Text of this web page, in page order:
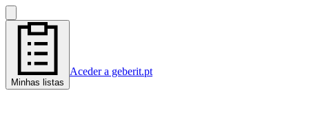
Minhas listas
Aceder a geberit.pt